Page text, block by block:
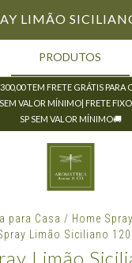
PRODUTOS
TEM FRETE GRÁTIS PARA
VALOR MÍNIMO| FRETE
SP SEM VALOR MÍNIMO🚚
para Casa / Home
Limão Siciliano
Limão